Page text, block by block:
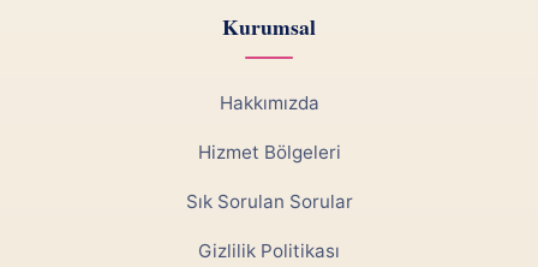
Kurumsal
Hakkımızda
Hizmet Bölgeleri
Sık Sorulan Sorular
Gizlilik Politikası